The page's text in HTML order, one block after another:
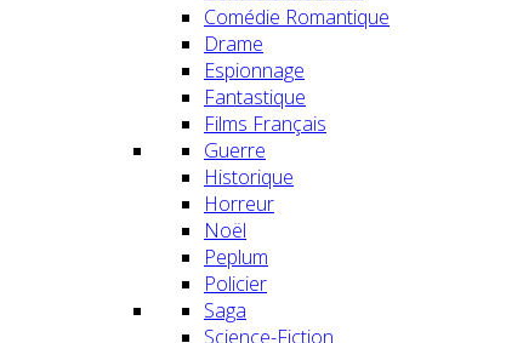
Comédie Romantique
Drame
Espionnage
Fantastique
Films Français
Guerre
Historique
Horreur
Noël
Peplum
Policier
Saga
Science-Fiction